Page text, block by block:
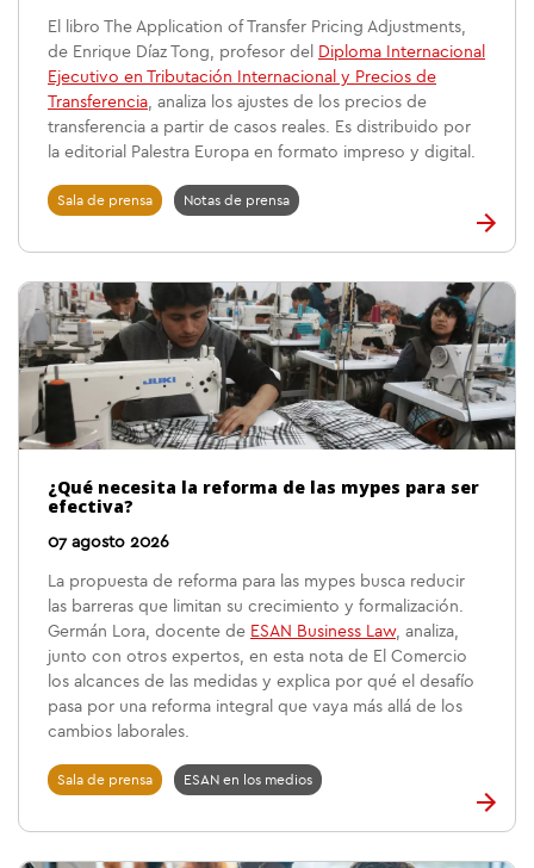
El libro The Application of Transfer Pricing Adjustments,
de Enrique Díaz Tong, profesor del
Diploma Internacional
Ejecutivo en Tributación Internacional y Precios de
Transferencia, analiza los ajustes de los precios de
transferencia a partir de casos reales. Es distribuido por
la editorial Palestra Europa en formato impreso y digital.
Sala de prensa Notas de prensa
¿Qué necesita la reforma de las mypes para ser
efectiva?
07 agosto 2026
La propuesta de reforma para las mypes busca reducir
las barreras que limitan su crecimiento y formalización.
Germán Lora, docente de ESAN Business Law, analiza,
junto con otros expertos, en esta nota de El Comercio
los alcances de las medidas y explica por qué el desafío
pasa por una reforma integral que vaya más allá de los
cambios laborales.
Sala de prensa ESAN en los medios